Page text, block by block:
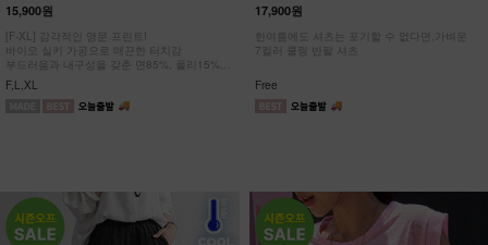
15,900원
[F-XL] 감각적인 영문 프린트!
바이오 실키 가공으로 매끈한 터치감
부드러움과 내구성을 갖춘 면85%, 폴리15%
#NAK MADE.
F,L,XL
17,900원
한여름에도 셔츠는 포기할 수 없다면,가벼운
7컬러 쿨링 반팔 셔츠
Free